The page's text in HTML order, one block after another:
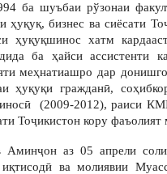
ба шуъбаи рўзонаи
ҳуқуқ, бизнес ва сиёсати
ҳуқуқшинос хатм
ба ҳайси ассистенти
меҳнатиашро дар
ҳуқуқи гражданӣ,
(2009-2012), раиси
Тоҷикистон кору фаъолият
Аминҷон аз 05 апрели
ва молиявии